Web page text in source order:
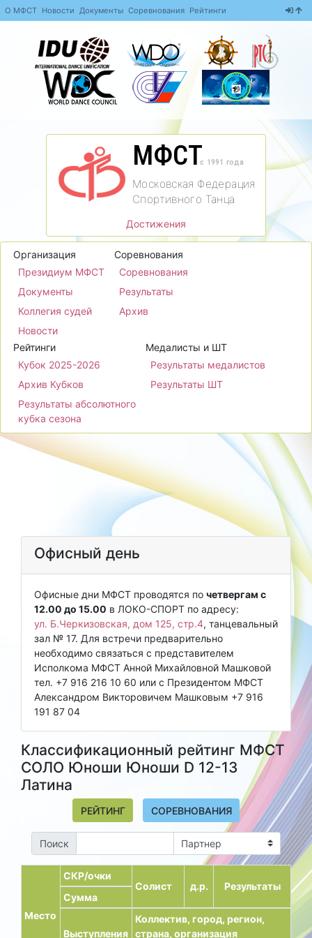
О МФСТ Новости Документы Соревнования Рейтинги
МФСТc 1991 года
Московская Федерация
Спортивного Танца
Достижения
Организация
Президиум МФСТ
Документы
Коллегия судей
Новости
Соревнования
Соревнования
Результаты
Архив
Рейтинги
Кубок 2025-2026
Архив Кубков
Результаты абсолютного
кубка сезона
Медалисты и ШТ
Результаты медалистов
Результаты ШТ
Классификационный рейтинг МФСТ
СОЛО Юноши Юноши D 12-13
Латина
РЕЙТИНГ СОРЕВНОВАНИЯ
Поиск
Место
СКР/очки
Солист
д.р.
Результаты
Сумма
Выступления
Коллектив, город, регион,
страна, организация
Офисный день
Офисные дни МФСТ проводятся по четвергам с
12.00 до 15.00 в ЛОКО-СПОРТ по адресу:
ул. Б.Черкизовская, дом 125, стр.4, танцевальный
зал № 17. Для встречи предварительно
необходимо связаться с представителем
Исполкома МФСТ Анной Михайловной Машковой
тел. +7 916 216 10 60 или с Президентом МФСТ
Александром Викторовичем Машковым +7 916
191 87 04